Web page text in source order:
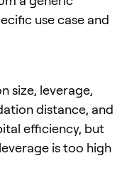
use case and
size, leverage,
distance, and
efficiency, but
is too high